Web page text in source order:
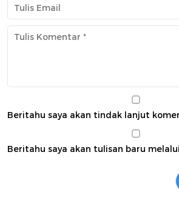
Beritahu saya akan tindak lanjut
Beritahu saya akan tulisan baru